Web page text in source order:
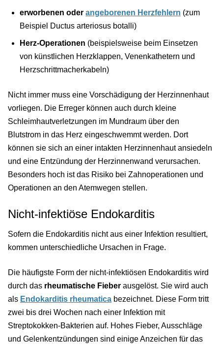
erworbenen oder angeborenen Herzfehlern (zum
Beispiel Ductus arteriosus botalli)
Herz-Operationen (beispielsweise beim Einsetzen
von künstlichen Herzklappen, Venenkathetern und
Herzschrittmacherkabeln)
Nicht immer muss eine Vorschädigung der Herzinnenhaut
vorliegen. Die Erreger können auch durch kleine
Schleimhautverletzungen im Mundraum über den
Blutstrom in das Herz eingeschwemmt werden. Dort
können sie sich an einer intakten Herzinnenhaut ansiedeln
und eine Entzündung der Herzinnenwand verursachen.
Besonders hoch ist das Risiko bei Zahnoperationen und
Operationen an den Atemwegen stellen.
Nicht-infektiöse Endokarditis
Sofern die Endokarditis nicht aus einer Infektion resultiert,
kommen unterschiedliche Ursachen in Frage.
Die häufigste Form der nicht-infektiösen Endokarditis wird
durch das rheumatische Fieber ausgelöst. Sie wird auch
als Endokarditis rheumatica bezeichnet. Diese Form tritt
zwei bis drei Wochen nach einer Infektion mit
Streptokokken-Bakterien auf. Hohes Fieber, Ausschläge
und Gelenkentzündungen sind einige Anzeichen für das